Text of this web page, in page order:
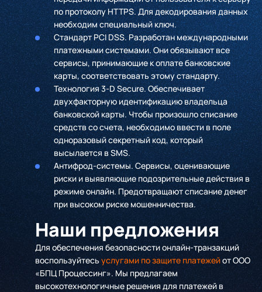
по протоколу HTTPS. Для декодирования данных
необходим специальный ключ.
Стандарт PCI DSS. Разработан международными
платежными системами. Они обязывают все
сервисы, принимающие к оплате банковские
карты, соответствовать этому стандарту.
Технология 3-D Secure. Обеспечивает
двухфакторную идентификацию владельца
банковской карты. Чтобы произошло списание
средств со счета, необходимо ввести в поле
одноразовый секретный код, который
высылается в SMS.
Антифрод-системы. Сервисы, оценивающие
риски и выявляющие подозрительные действия в
режиме онлайн. Предотвращают списание денег
при высоком риске мошенничества.
Наши предложения
Для обеспечения безопасности онлайн-транзакций
воспользуйтесьуслугами по защите платежейот ООО
«БПЦ Процессинг». Мы предлагаем
высокотехнологичные решения для платежей в